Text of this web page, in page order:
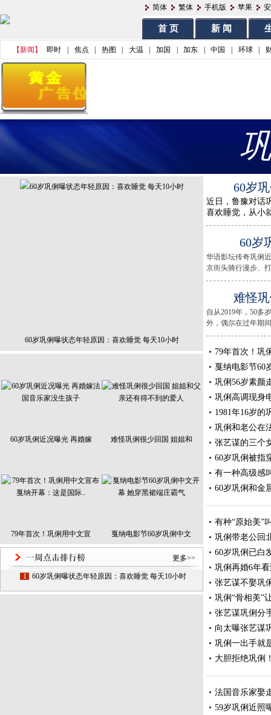
简体 繁体 手机版 苹果
首 页 新 闻
【新闻】 即时 焦点 热图 大温 加国 加东 中国 环球
60岁巩俐曝状态年轻原因：喜欢睡觉 每天10小时
60岁巩俐近况曝光 再婚嫁 难怪巩俐很少回国 姐姐和
79年首次！巩俐用中文宣 戛纳电影节60岁巩俐中文
更多>>
1 60岁巩俐曝状态年轻原因：喜欢睡觉 每天10小时
60岁
近日，鲁豫对话
喜欢睡觉，从小
60岁
华语影坛传奇巩俐
京街头骑行漫步、
难怪
自从2019年，50多
外，偶尔在过年期
79年首次！巩
戛纳电影节60
巩俐56岁素颜
巩俐高调现身
1981年16岁的
巩俐和老公在
张艺谋的三个
60岁巩俐被指
有一种高级感
60岁巩俐和金
有种“原始美”
巩俐带老公回
60岁巩俐已白
巩俐再婚6年
张艺谋不娶巩
巩俐“骨相美”
张艺谋巩俐分
向太曝张艺谋
巩俐一出手就
大胆拒绝巩俐
法国音乐家娶
59岁巩俐近照